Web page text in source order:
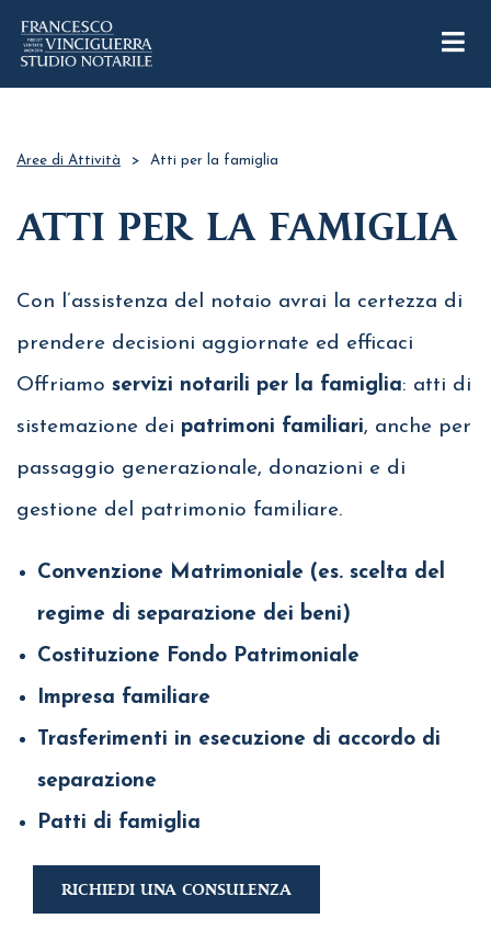
Aree di Attività > Atti per la famiglia
ATTI PER LA FAMIGLIA
Con l’assistenza del notaio avrai la certezza di
prendere decisioni aggiornate ed efficaci
Offriamo servizi notarili per la famiglia: atti di
sistemazione dei patrimoni familiari, anche per
passaggio generazionale, donazioni e di
gestione del patrimonio familiare.
Convenzione Matrimoniale (es. scelta del
regime di separazione dei beni)
Costituzione Fondo Patrimoniale
Impresa familiare
Trasferimenti in esecuzione di accordo di
separazione
Patti di famiglia
RICHIEDI UNA CONSULENZA